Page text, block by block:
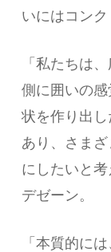
いにはコンク
「私たちは
側に囲いの
状を作り出
あり、さま
にしたいと考
デゼーン。
「本質的に